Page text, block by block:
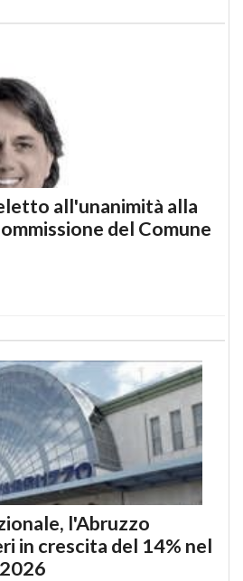
all'unanimità alla
del Comune
l'Abruzzo
in crescita del 14% nel